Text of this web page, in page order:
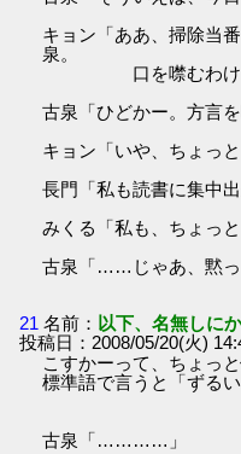
キョン「ああ、掃除当
泉。
口を噤むわけに
古泉「ひどかー。方言
キョン「いや、ちょっ
長門「私も読書に集中出
みくる「私も、ちょっ
古泉「……じゃあ、黙っ
21 名前： 以下、名無しに
投稿日：2008/05/20(火)
こすかーって、ちょっ
標準語で言うと「ずるい
古泉「…………」